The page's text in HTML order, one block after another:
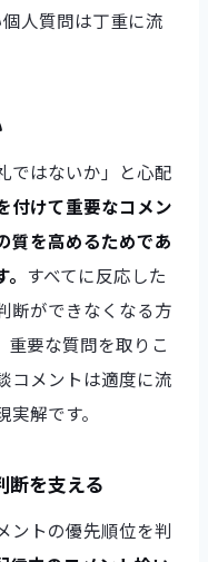
人質問は丁重に流
ではないか」と心配
付けて重要なコメン
質を高めるためであ
すべてに反応した
断ができなくなる方
重要な質問を取りこ
コメントは適度に流
解です。
断を支える
ントの優先順位を判